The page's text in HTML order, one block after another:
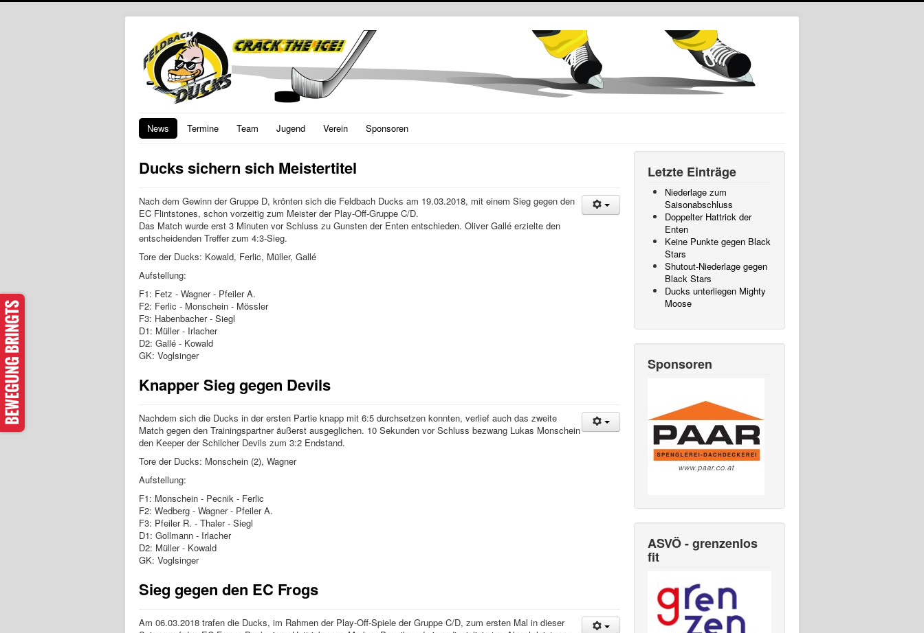
News Termine Team Jugend Verein Sponsoren
Ducks sichern sich Meistertitel
Nach dem Gewinn der Gruppe D, krönten sich die Feldbach Ducks am 19.03.2018, mit einem Sieg gegen den
EC Flintstones, schon vorzeitig zum Meister der Play-Off-Gruppe C/D.
Das Match wurde erst 3 Minuten vor Schluss zu Gunsten der Enten entschieden. Oliver Gallé erzielte den
entscheidenden Treffer zum 4:3-Sieg.
Tore der Ducks: Kowald, Ferlic, Müller, Gallé
Aufstellung:
F1: Fetz - Wagner - Pfeiler A.
F2: Ferlic - Monschein - Mössler
F3: Habenbacher - Siegl
D1: Müller - Irlacher
D2: Gallé - Kowald
GK: Voglsinger
Knapper Sieg gegen Devils
Nachdem sich die Ducks in der ersten Partie knapp mit 6:5 durchsetzen konnten, verlief auch das zweite
Match gegen den Trainingspartner äußerst ausgeglichen. 10 Sekunden vor Schluss bezwang Lukas Monschein
den Keeper der Schilcher Devils zum 3:2 Endstand.
Tore der Ducks: Monschein (2), Wagner
Aufstellung:
F1: Monschein - Pecnik - Ferlic
F2: Wedberg - Wagner - Pfeiler A.
F3: Pfeiler R. - Thaler - Siegl
D1: Gollmann - Irlacher
D2: Müller - Kowald
GK: Voglsinger
Sieg gegen den EC Frogs
Am 06.03.2018 trafen die Ducks, im Rahmen der Play-Off-Spiele der Gruppe C/D, zum ersten Mal in dieser
Letzte Einträge
Niederlage zum
Saisonabschluss
Doppelter Hattrick der
Enten
Keine Punkte gegen Black
Stars
Shutout-Niederlage gegen
Black Stars
Ducks unterliegen Mighty
Moose
Sponsoren
ASVÖ - grenzenlos
fit